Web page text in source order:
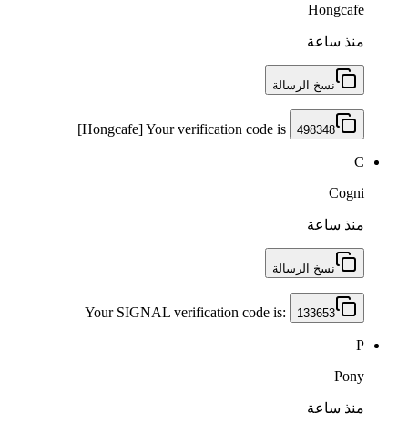
Hongcafe
منذ ساعة
نسخ الرسالة
[Hongcafe] Your verification code is 498348
C
Cogni
منذ ساعة
نسخ الرسالة
Your SIGNAL verification code is: 133653
P
Pony
منذ ساعة